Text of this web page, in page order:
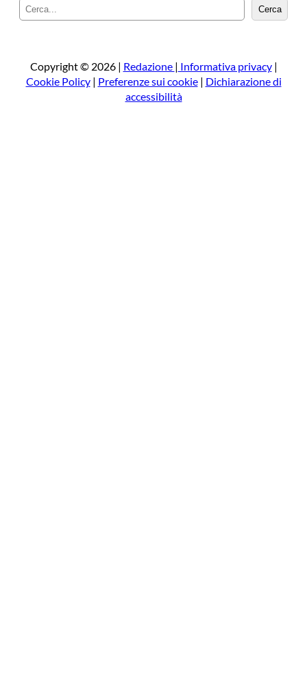
e
a
Cerca
Copyright © 2026 | Redazione | Informativa privacy|
Cookie Policy| Preferenze sui cookie| Dichiarazione di
accessibilità